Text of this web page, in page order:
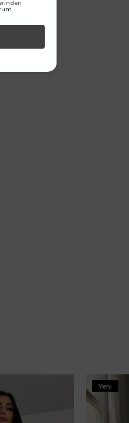
Yeni